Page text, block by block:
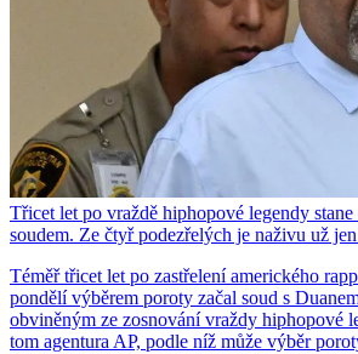
Třicet let po vraždě hiphopové legendy
soudem. Ze čtyř podezřelých je naživu už
Téměř třicet let po zastřelení amerického
pondělí výběrem poroty začal soud s
obviněným ze zosnování vraždy hiphopové
tom agentura AP, podle níž může výběr